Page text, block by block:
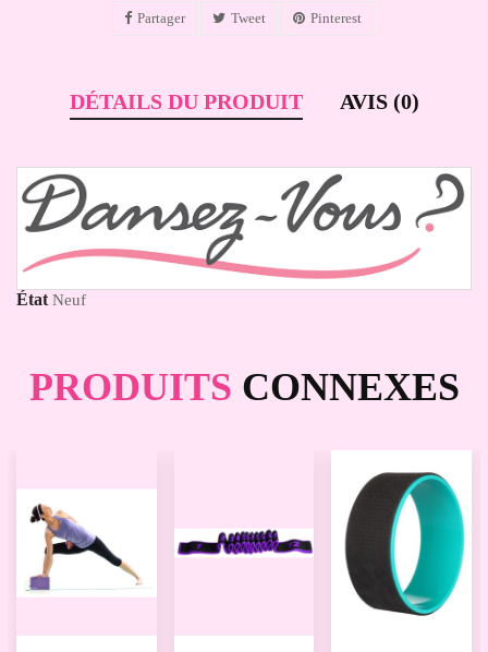
Partager Tweet Pinterest
DÉTAILS DU PRODUIT AVIS (0)
État Neuf
PRODUITS CONNEXES